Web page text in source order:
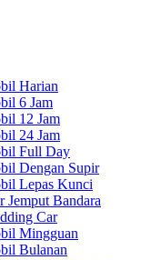
Harian
6 Jam
12 Jam
24 Jam
Full Day
Dengan Supir
Lepas Kunci
Jemput Bandara
Car
Mingguan
Bulanan